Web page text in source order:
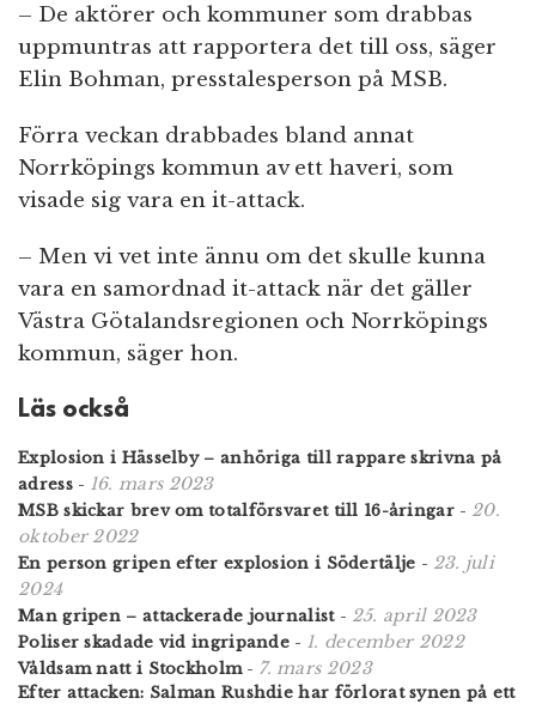
– De aktörer och kommuner som drabbas
uppmuntras att rapportera det till oss, säger
Elin Bohman, presstalesperson på MSB.
Förra veckan drabbades bland annat
Norrköpings kommun av ett haveri, som
visade sig vara en it-attack.
– Men vi vet inte ännu om det skulle kunna
vara en samordnad it-attack när det gäller
Västra Götalandsregionen och Norrköpings
kommun, säger hon.
Läs också
Explosion i Hässelby – anhöriga till rappare skrivna på
adress- 16. mars 2023
MSB skickar brev om totalförsvaret till 16-åringar - 20.
oktober 2022
En person gripen efter explosion i Södertälje - 23. juli
2024
Man gripen – attackerade journalist- 25. april 2023
Poliser skadade vid ingripande - 1. december 2022
Våldsam natt i Stockholm- 7. mars 2023
Efter attacken: Salman Rushdie har förlorat synen på ett